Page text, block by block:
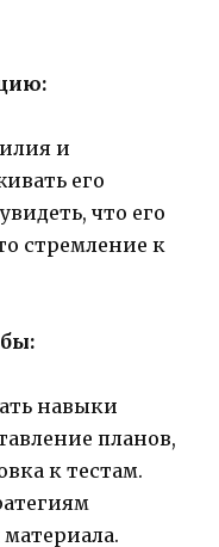
и
его
что его
стремление к
навыки
планов,
к тестам.